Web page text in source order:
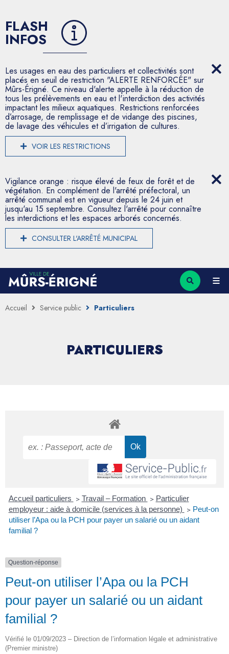
FLASH
INFOS
Les usages en eau des particuliers et collectivités sont
placés en seuil de restriction "ALERTE RENFORCÉE" sur
Mûrs-Érigné. Ce niveau d'alerte appelle à la réduction de
tous les prélèvements en eau et l'interdiction des activités
impactant les milieux aquatiques. Restrictions renforcées
d’arrosage, de remplissage et de vidange des piscines,
de lavage des véhicules et d’irrigation de cultures.
VOIR LES RESTRICTIONS
Vigilance orange : risque élevé de feux de forêt et de
végétation. En complément de l'arrêté préfectoral, un
arrêté communal est en vigueur depuis le 24 juin et
jusqu'au 15 septembre. Consultez l'arrêté pour connaître
les interdictions et les espaces arborés concernés.
CONSULTER L'ARRÊTÉ MUNICIPAL
Accueil Service public Particuliers
PARTICULIERS
Accueil particuliers > Travail – Formation > Particulier
employeur : aide à domicile (services à la personne) > Peut-on
utiliser l’Apa ou la PCH pour payer un salarié ou un aidant
familial ?
Question-réponse
Peut-on utiliser l’Apa ou la PCH
pour payer un salarié ou un aidant
familial ?
Vérifié le 01/09/2023 – Direction de l’information légale et administrative
(Premier ministre)